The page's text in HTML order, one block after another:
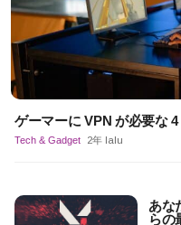
ゲーマーに VPN が必要な
Tech & Gadget 2年 lalu
あな
らの